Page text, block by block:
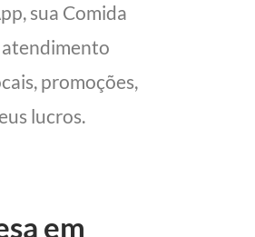
sua Comida
atendimento
promoções,
lucros.
em